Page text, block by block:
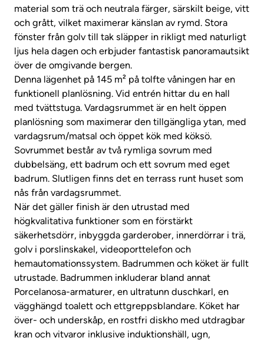
material som trä och neutrala färger, särskilt beige, vitt
och grått, vilket maximerar känslan av rymd. Stora
fönster från golv till tak släpper in rikligt med naturligt
ljus hela dagen och erbjuder fantastisk panoramautsikt
över de omgivande bergen.
Denna lägenhet på 145 m² på tolfte våningen har en
funktionell planlösning. Vid entrén hittar du en hall
med tvättstuga. Vardagsrummet är en helt öppen
planlösning som maximerar den tillgängliga ytan, med
vardagsrum/matsal och öppet kök med köksö.
Sovrummet består av två rymliga sovrum med
dubbelsäng, ett badrum och ett sovrum med eget
badrum. Slutligen finns det en terrass runt huset som
nås från vardagsrummet.
När det gäller finish är den utrustad med
högkvalitativa funktioner som en förstärkt
säkerhetsdörr, inbyggda garderober, innerdörrar i trä,
golv i porslinskakel, videoporttelefon och
hemautomationssystem. Badrummen och köket är fullt
utrustade. Badrummen inkluderar bland annat
Porcelanosa-armaturer, en ultratunn duschkarl, en
vägghängd toalett och ettgreppsblandare. Köket har
över- och underskåp, en rostfri diskho med utdragbar
kran och vitvaror inklusive induktionshäll, ugn,